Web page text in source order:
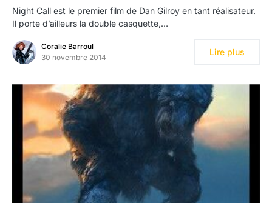
Night Call est le premier film de Dan Gilroy en tant réalisateur.
Il porte d’ailleurs la double casquette,…
Coralie Barroul
30 novembre 2014
Lire plus